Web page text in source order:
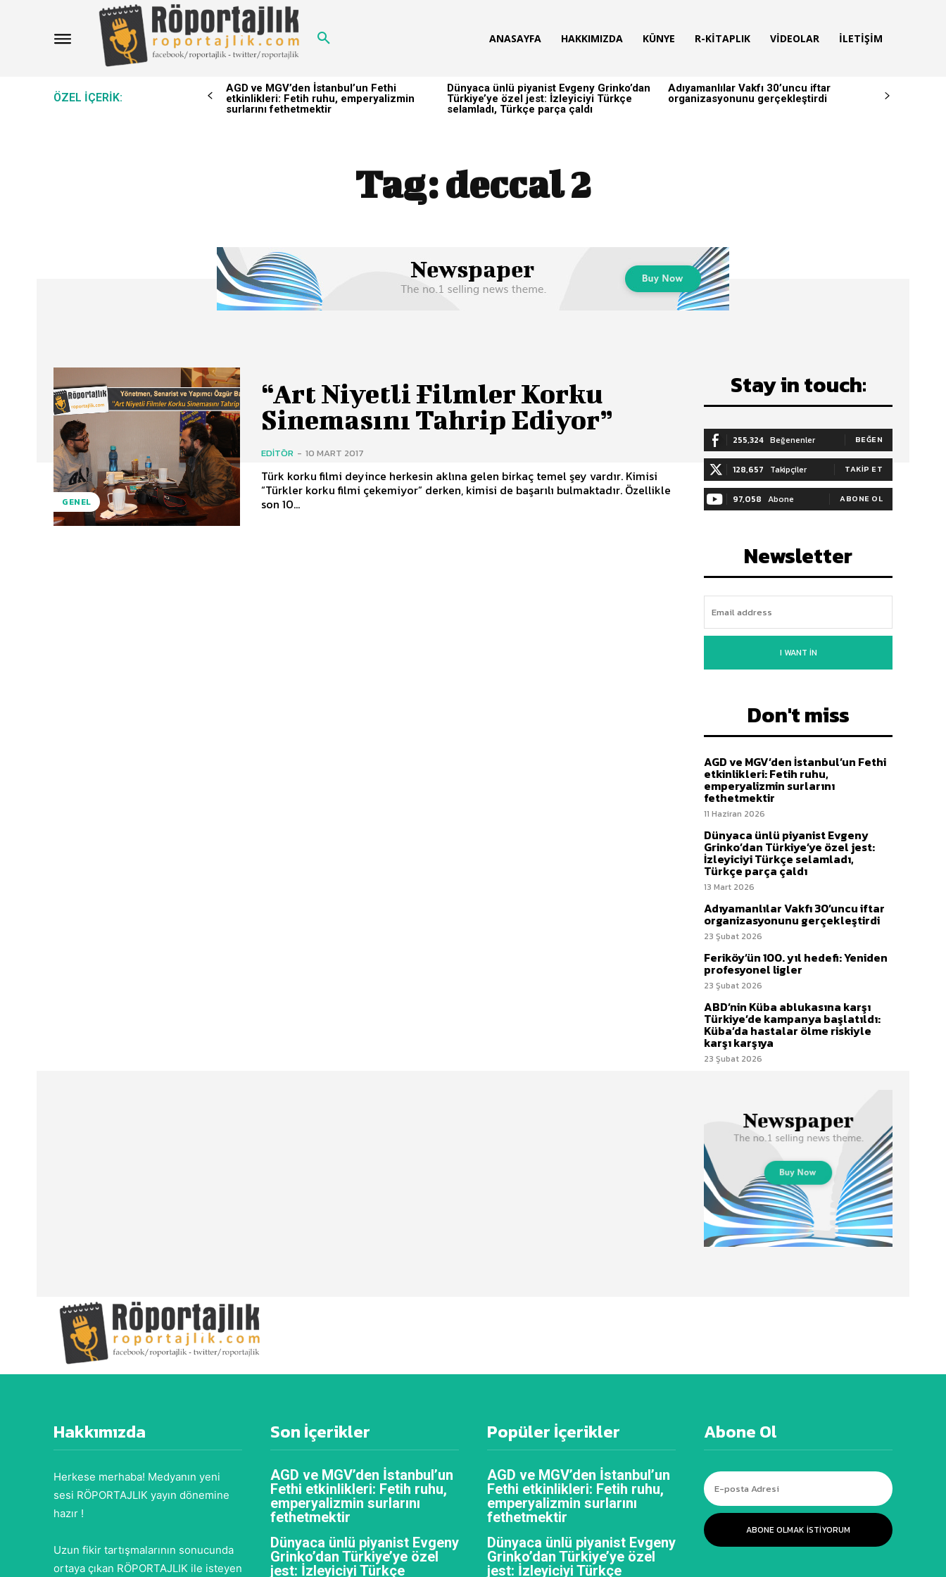
ANASAYFA HAKKIMIZDA KÜNYE R-KITAPLIK VIDEOLAR İLETIŞIM
ÖZEL IÇERIK:
AGD ve MGV’den İstanbul’un Fethi
etkinlikleri: Fetih ruhu, emperyalizmin
surlarını fethetmektir
Dünyaca ünlü piyanist Evgeny Grinko’dan
Türkiye’ye özel jest: İzleyiciyi Türkçe
selamladı, Türkçe parça çaldı
Adıyamanlılar Vakfı 30’uncu iftar
organizasyonunu gerçekleştirdi
Tag:deccal 2
GENEL
“Art Niyetli Filmler Korku
Sinemasını Tahrip Ediyor”
EDITÖR - 10 MART 2017
Türk korku filmi deyince herkesin aklına gelen birkaç temel şey vardır. Kimisi
“Türkler korku filmi çekemiyor” derken, kimisi de başarılı bulmaktadır. Özellikle
son 10...
Stay in touch:
255,324 Beğenenler BEĞEN
128,657 Takipçiler TAKIP ET
97,058 Abone ABONE OL
Newsletter
I WANT IN
Don't miss
AGD ve MGV’den İstanbul’un Fethi
etkinlikleri: Fetih ruhu,
emperyalizmin surlarını
fethetmektir
11 Haziran 2026
Dünyaca ünlü piyanist Evgeny
Grinko’dan Türkiye’ye özel jest:
İzleyiciyi Türkçe selamladı,
Türkçe parça çaldı
13 Mart 2026
Adıyamanlılar Vakfı 30’uncu iftar
organizasyonunu gerçekleştirdi
23 Şubat 2026
Feriköy’ün 100. yıl hedefi: Yeniden
profesyonel ligler
23 Şubat 2026
ABD’nin Küba ablukasına karşı
Türkiye’de kampanya başlatıldı:
Küba’da hastalar ölme riskiyle
karşı karşıya
23 Şubat 2026
Hakkımızda
Herkese merhaba! Medyanın yeni
sesi RÖPORTAJLIK yayın dönemine
hazır !
Uzun fikir tartışmalarının sonucunda
ortaya çıkan RÖPORTAJLIK ile isteyen
Son İçerikler
AGD ve MGV’den İstanbul’un
Fethi etkinlikleri: Fetih ruhu,
emperyalizmin surlarını
fethetmektir
Dünyaca ünlü piyanist Evgeny
Grinko’dan Türkiye’ye özel
jest: İzleyiciyi Türkçe
Popüler İçerikler
AGD ve MGV’den İstanbul’un
Fethi etkinlikleri: Fetih ruhu,
emperyalizmin surlarını
fethetmektir
Dünyaca ünlü piyanist Evgeny
Grinko’dan Türkiye’ye özel
jest: İzleyiciyi Türkçe
Abone Ol
ABONE OLMAK ISTIYORUM